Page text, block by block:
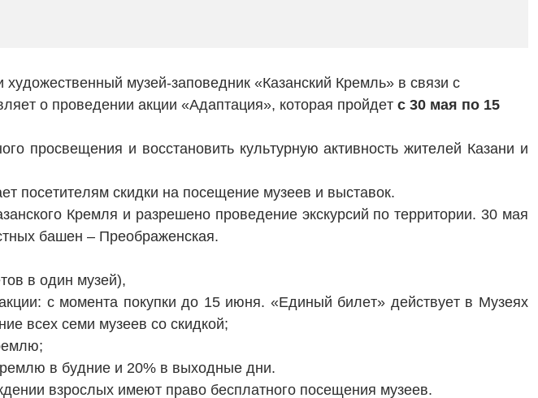
художественный музей-заповедник «Казанский Кремль» в связи с
о проведении акции «Адаптация», которая пройдет с 30 мая по 15
просвещения и восстановить культурную активность жителей Казани и
посетителям скидки на посещение музеев и выставок.
Кремля и разрешено проведение экскурсий по территории. 30 мая
башен – Преображенская.
в один музей),
с момента покупки до 15 июня. «Единый билет» действует в Музеях
всех семи музеев со скидкой;
в будние и 20% в выходные дни.
взрослых имеют право бесплатного посещения музеев.